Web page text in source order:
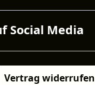
Social Media
Vertrag widerrufen